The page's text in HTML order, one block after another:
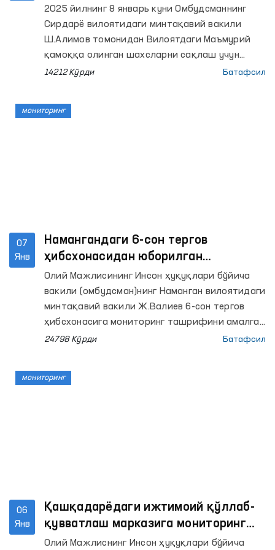
қолганлиги, шу билан бирга табиий ва сунъий
ёруғлик тизими, санитария-гигиена ҳолати,
ҳаво алмаштириш тизими талаб даражасида
шароитлари ўрганилди ва
аниқланган камчиликлар бартараф
этилди
2025 йилнинг 8 январь куни Омбудсманнинг
Сирдарё вилоятидаги минтақавий вакили
Ш.Алимов томонидан Вилоятдаги Маъмурий
қамоққа олинган шахсларни сақлаш учун
мўлжалланган Махсус қабулхонага мониторинг
14212 Кўрди Батафсил
07
Янв
Намангандаги 6-сон тергов
ҳибсхонасидан юборилган
мурожаатлар ўрганилмоқда
Олий Мажлисининг Инсон ҳуқуқлари бўйича
вакили (омбудсман)нинг Наманган вилоятидаги
минтақавий вакили Ж.Валиев 6-сон тергов
ҳибсхонасига мониторинг ташрифини амалга
оширди.
24798 Кўрди Батафсил
мониторинг
06
Янв
Қашқадарёдаги ижтимоий қўллаб-
қувватлаш марказига мониторинг
ташрифи амалга оширилди
Олий Мажлиснинг Инсон ҳуқуқлари бўйича
мониторинг